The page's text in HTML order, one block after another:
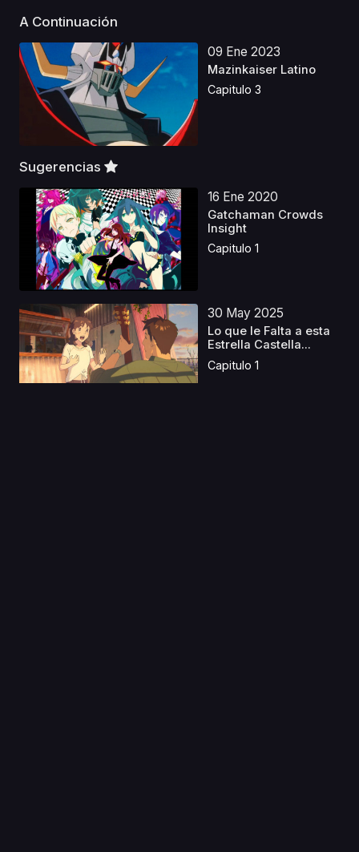
A Continuación
09 Ene 2023
Mazinkaiser Latino
Capitulo 3
Sugerencias
16 Ene 2020
Gatchaman Crowds
Insight
Capitulo 1
30 May 2025
Lo que le Falta a esta
Estrella Castella...
Capitulo 1